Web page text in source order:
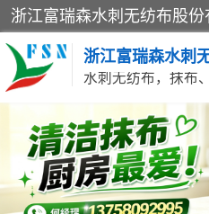
水刺布
PVC革基布